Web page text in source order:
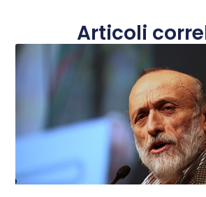
Articoli